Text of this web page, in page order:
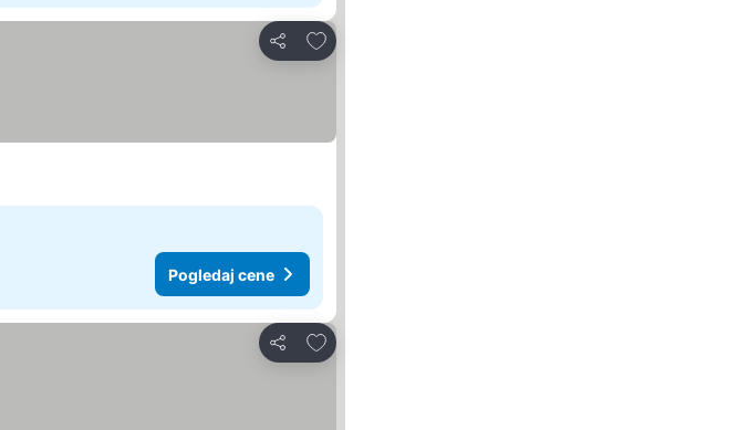
Deli
Dodati u favorite
Pogledaj cene
Deli
Dodati u favorite